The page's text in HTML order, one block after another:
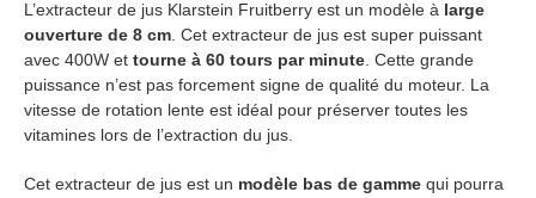
L’extracteur de jus Klarstein Fruitberry est un modèle à large
ouverture de 8 cm . Cet extracteur de jus est super puissant
avec 400W et tourne à 60 tours par minute . Cette grande
puissance n’est pas forcement signe de qualité du moteur. La
vitesse de rotation lente est idéal pour préserver toutes les
vitamines lors de l’extraction du jus.
Cet extracteur de jus est un modèle bas de gamme qui pourra